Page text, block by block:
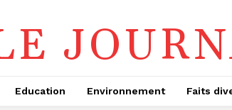
Education Environnement Faits